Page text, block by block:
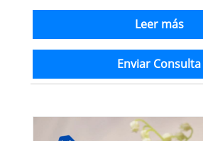
Leer más
Enviar Consulta